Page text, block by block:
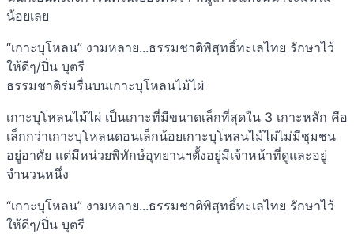
น้อยเลย
“เกาะบุโหลน” งามหลาย...ธรรมชาติพิสุทธิ์ทะเลไทย รักษาไว้
ให้ดีๆ/ปิ่น บุตรี
ธรรมชาติร่มรื่นบนเกาะบุโหลนไม้ไผ่
เกาะบุโหลนไม้ไผ่ เป็นเกาะที่มีขนาดเล็กที่สุดใน 3 เกาะหลัก คือ
เล็กกว่าเกาะบุโหลนดอนเล็กน้อยเกาะบุโหลนไม้ไผ่ไม่มีชุมชน
อยู่อาศัย แต่มีหน่วยพิทักษ์อุทยานฯตั้งอยู่มีเจ้าหน้าที่ดูและอยู่
จำนวนหนึ่ง
“เกาะบุโหลน” งามหลาย...ธรรมชาติพิสุทธิ์ทะเลไทย รักษาไว้
ให้ดีๆ/ปิ่น บุตรี